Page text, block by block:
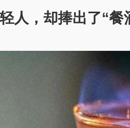
人，却捧出了“餐